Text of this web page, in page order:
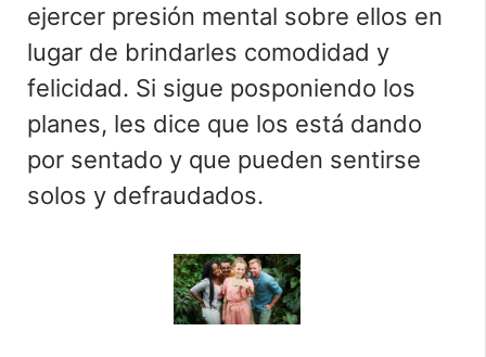
ejercer presión mental sobre ellos en
lugar de brindarles comodidad y
felicidad. Si sigue posponiendo los
planes, les dice que los está dando
por sentado y que pueden sentirse
solos y defraudados.